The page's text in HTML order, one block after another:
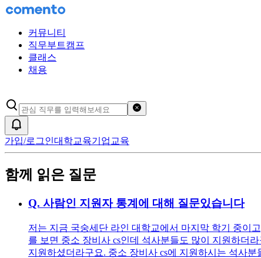
커뮤니티
직무부트캠프
클래스
채용
가입/로그인대학교육기업교육
함께 읽은 질문
Q. 사람인 지원자 통계에 대해 질문있습니다
저는 지금 국숭세단 라인 대학교에서 마지막 학기 중이
를 보면 중소 장비사 cs인데 석사분들도 많이 지원하더
지원하셨더라구요. 중소 장비사 cs에 지원하시는 석사